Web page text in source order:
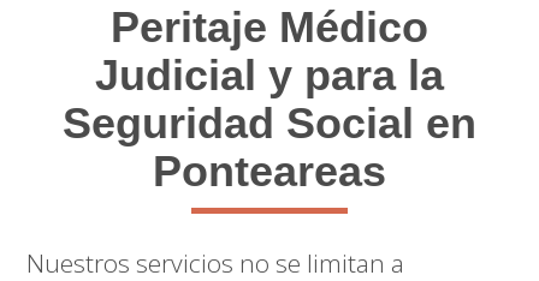
Peritaje Médico
Judicial y para la
Seguridad Social en
Ponteareas
Nuestros servicios no se limitan a